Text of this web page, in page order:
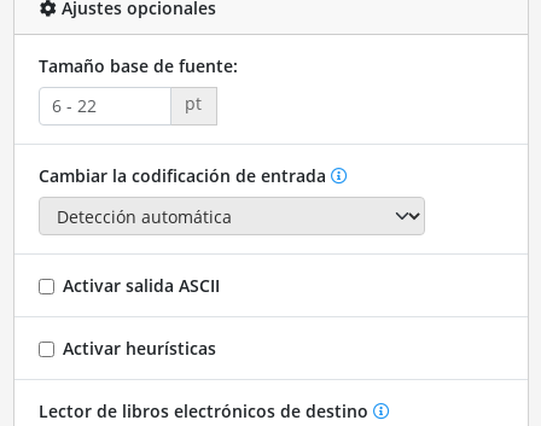
Ajustes opcionales
Tamaño base de fuente:
pt
Cambiar la codificación de entrada
Activar salida ASCII
Activar heurísticas
Lector de libros electrónicos de destino